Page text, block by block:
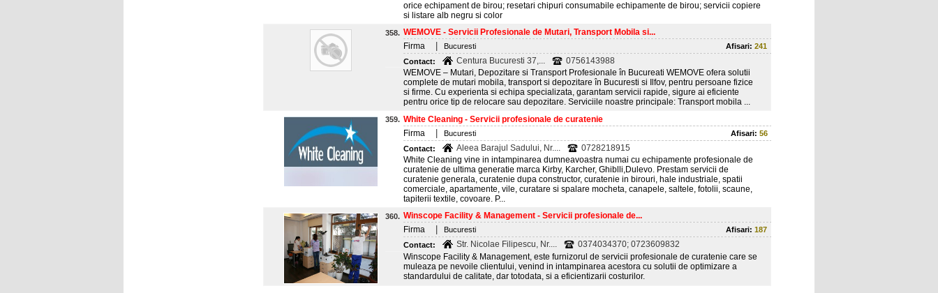
orice echipament de birou; resetari chipuri consumabile echipamente de birou; servicii copiere
si listare alb negru si color
358. WEMOVE - Servicii Profesionale de Mutari, Transport Mobila si...
Firma
Bucuresti Afisari: 241
Contact:
Centura Bucuresti 37,...
0756143988
WEMOVE – Mutari, Depozitare si Transport Profesionale în Bucureati WEMOVE ofera solutii
complete de mutari mobila, transport si depozitare în Bucuresti si Ilfov, pentru persoane fizice
si firme. Cu experienta si echipa specializata, garantam servicii rapide, sigure ai eficiente
pentru orice tip de relocare sau depozitare. Serviciile noastre principale: Transport mobila ...
359. White Cleaning - Servicii profesionale de curatenie
Firma
Bucuresti Afisari: 56
Contact:
Aleea Barajul Sadului, Nr....
0728218915
White Cleaning vine in intampinarea dumneavoastra numai cu echipamente profesionale de
curatenie de ultima generatie marca Kirby, Karcher, Ghiblli,Dulevo. Prestam servicii de
curatenie generala, curatenie dupa constructor, curatenie in birouri, hale industriale, spatii
comerciale, apartamente, vile, curatare si spalare mocheta, canapele, saltele, fotolii, scaune,
tapiterii textile, covoare. P...
360. Winscope Facility & Management - Servicii profesionale de...
Firma
Bucuresti Afisari: 187
Contact:
Str. Nicolae Filipescu, Nr....
0374034370; 0723609832
Winscope Facility & Management, este furnizorul de servicii profesionale de curatenie care se
muleaza pe nevoile clientului, venind in intampinarea acestora cu solutii de optimizare a
standardului de calitate, dar totodata, si a eficientizarii costurilor.